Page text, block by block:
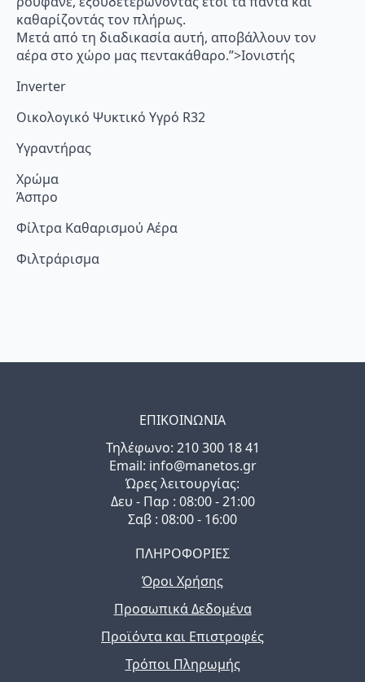
καθαρίζοντάς τον πλήρως.
Μετά από τη διαδικασία αυτή, αποβάλλουν τον
αέρα στο χώρο μας πεντακάθαρο.”>Ιονιστής
Inverter
Οικολογικό Ψυκτικό Υγρό R32
Υγραντήρας
Χρώμα
Άσπρο
Φίλτρα Καθαρισμού Αέρα
Φιλτράρισμα
ΕΠΙΚΟΙΝΩΝΙΑ
Τηλέφωνo: 210 300 18 41
Email: info@manetos.gr
Ώρες λειτουργίας:
Δευ - Παρ : 08:00 - 21:00
Σαβ : 08:00 - 16:00
ΠΛΗΡΟΦΟΡΙΕΣ
Όροι Χρήσης
Προσωπικά Δεδομένα
Προϊόντα και Επιστροφές
Τρόποι Πληρωμής